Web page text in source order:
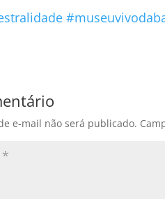
e-mail não será publicado.